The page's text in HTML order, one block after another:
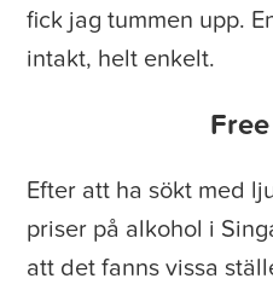
fick jag tummen upp.
intakt, helt enkelt.
Efter att ha sökt med
priser på alkohol i
att det fanns vissa